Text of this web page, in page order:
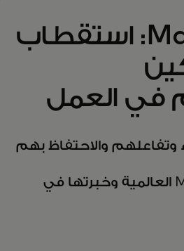
Mastercard: استقطاب
في العمل
وتفاعلهم والاحتفاظ بهم
تقنيات Mastercard العالمية وخبرتها في